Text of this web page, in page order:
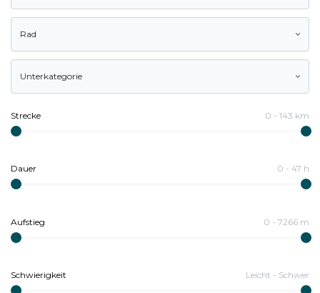
Rad
Unterkategorie
Strecke 0 - 143 km
Dauer 0 - 47 h
Aufstieg 0 - 7266 m
Schwierigkeit Leicht - Schwer